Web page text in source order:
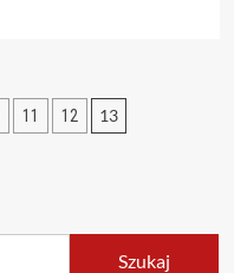
11 12 13
Szukaj